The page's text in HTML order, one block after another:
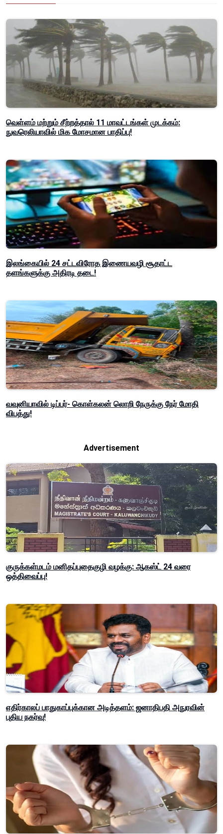
வெள்ளம் மற்றும் சீற்றத்தால் 11 மாவட்டங்கள் முடக்கம்:
நுவரெலியாவில் மிக மோசமான பாதிப்பு!
இலங்கையில் 24 சட்டவிரோத இணையவழி சூதாட்ட
தளங்களுக்கு அதிரடி தடை!
வவுனியாவில் டிப்பர்- கொள்கலன் லொறி நேருக்கு நேர் மோதி
விபத்து!
Advertisement
குருக்கள்மடம் மனிதப்புதைகுழி வழக்கு: ஆகஸ்ட் 24 வரை
ஒத்திவைப்பு!
எதிர்காலப் பாதுகாப்புக்கான அடித்தளம்: ஜனாதிபதி அநுரவின்
புதிய நகர்வு!